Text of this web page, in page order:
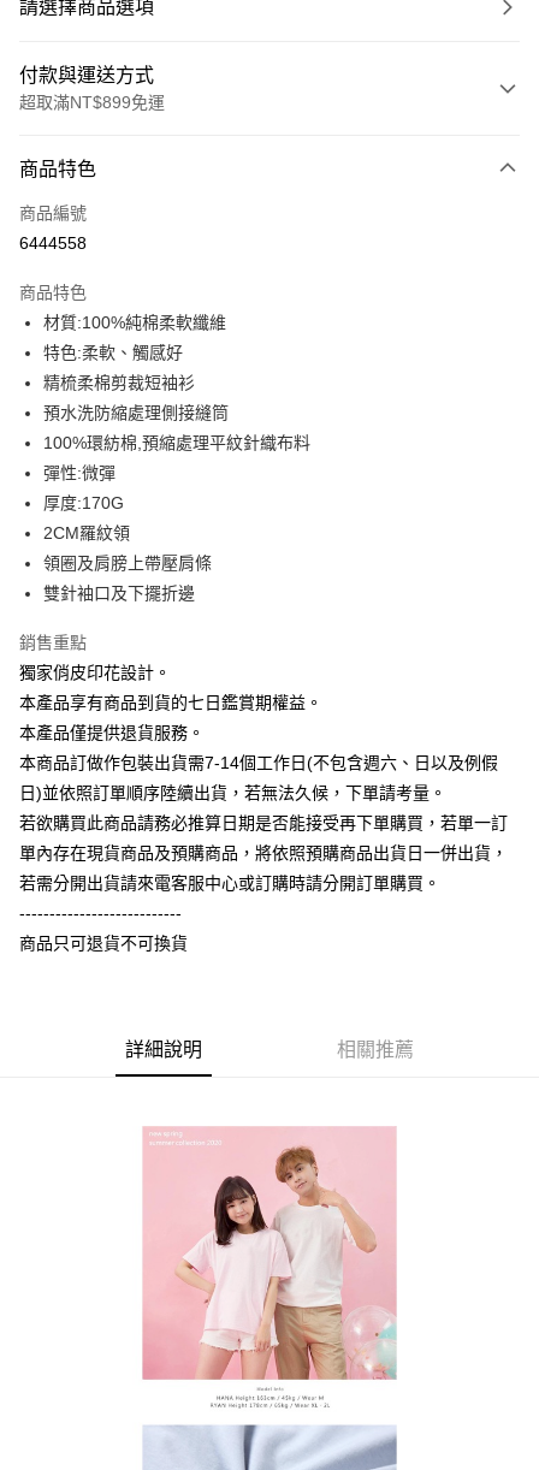
請選擇商品選項
付款與運送方式
超取滿NT$899免運
信用卡一次付款
信用卡分期付款
合作金庫商業銀行
華南商業銀行
上海商業儲蓄銀行
國泰世華商業銀行
臺灣中小企業銀行
匯豐（台灣）商業銀行
華泰商業銀行
聯邦商業銀行
遠東國際商業銀行
元大商業銀行
玉山商業銀行
台新國際商業銀行
台灣樂天信用卡公司
6 期 0 利率 每期
華南商業銀行
上海商業儲蓄銀行
國泰世華商業銀行
臺灣中小企業銀行
台中商業銀行
匯豐（台灣）商業銀行
聯邦商業銀行
元大商業銀行
玉山商業銀行
台新國際商業銀行
台灣樂天信用卡公司
12 期 0 利率 每期NT$23
合作金庫商業銀行
上海商業儲蓄銀行
國泰世華商業銀行
兆豐國際商業銀行
臺灣中小企業銀行
匯豐（台灣）商業銀行
聯邦商業銀行
元大商業銀行
玉山商業銀行
台新國際商業銀行
超商取貨付款
LINE Pay
Apple Pay
街口支付
悠遊付
Google Pay
全盈+PAY
大哥付你分期
相關說明
1.本服務由台灣大哥大提供，台灣大哥大用戶可立即使用無須另外申請。
2.付款方式選擇「大哥付你分期」，訂單成立後會自動跳轉到大哥付的交易
流程，驗證手機門號後，選擇欲分期的期數、繳款截止日，確認付款後即完
成交易。
3.實際核准額度、可分期數及費用金額請依後續交易確認頁面所載為準。
4.訂單成立30分鐘內，如未前往確認交易或遇審核未通過，訂單將自動取
【繳款方式說明】
買賣價金債權讓與本公司後，依約使用本公司帳單繳交帳款。
2.基於同意付款使用「大哥付你分期」之契約關係目的，商店將以您的個人
資料（包含姓名、電話或地址）提供予台灣大哥大進項蒐集、處理及利用，
由本公司與您本人進行分期帳單所需資料之確認、核對及更正。
3.完整用戶服務條款，請詳閱以下連結：
https://oppay.tw/userRule
AFTEE先享後付
相關說明
【關於「AFTEE先享後付」】
AFTEE先享後付是「在收到商品之後才付款」的支付方式。 讓您購物簡單
１．簡單：不需註冊會員、不需綁卡、不需儲值。
２．便利：只要手機號碼，簡訊認證，即可結帳。
３．安心：先確認商品／服務後，再付款。
２．訂單成立數日內，您將收到繳費通知簡訊。
３．收到繳費通知簡訊後14天內，點擊此簡訊中的連結，可透過四大超商／
購買商品的店家。未經商家同意取消之訂單仍視為有效，需透過AFTEE先享
後付繳納相關費用。
※ 交易是否成功請以「AFTEE先享後付 」之結帳頁面顯示為準，若有關於
是否繳費成功／繳費後需取消欲退款等相關疑問，請聯繫「AFTEE先享後付
https://netprotections.freshdesk.com/support/home
１．透過由恩沛科技股份有限公司提供之「AFTEE先享後付」服務完成之交
易，需依本服務之必要範圍內提供個人資料，並將交易相關給付款項請求債
權轉讓予恩沛科技股份有限公司。
２．關於個人資料處理事宜，請瀏覽以下網址：
３．未成年的使用者請事先徵得法定代理人或監護人之同意方可使用
「AFTEE先享後付」，若未經同意申辦者引起之損失，本公司不負相關責
４．使用「AFTEE先享後付」時，將依據個別帳號之用戶狀況，依本公司即
ATM付款
全家付款取貨
每筆NT$60，滿NT$899(含以上)免運費
每筆NT$65，滿NT$899(含以上)免運費
每筆NT$60，滿NT$899(含以上)免運費
每筆NT$65，滿NT$899(含以上)免運費
商品特色
商品編號
6444558
商品特色
材質:100%純棉柔軟纖維
特色:柔軟、觸感好
精梳柔棉剪裁短袖衫
預水洗防縮處理側接縫筒
100%環紡棉,預縮處理平紋針織布料
彈性:微彈
厚度:170G
2CM羅紋領
領圈及肩膀上帶壓肩條
雙針袖口及下擺折邊
銷售重點
獨家俏皮印花設計。
本產品享有商品到貨的七日鑑賞期權益。
本產品僅提供退貨服務。
本商品訂做作包裝出貨需7-14個工作日(不包含週六、日以及例假
日)並依照訂單順序陸續出貨，若無法久候，下單請考量。
若欲購買此商品請務必推算日期是否能接受再下單購買，若單一訂
單內存在現貨商品及預購商品，將依照預購商品出貨日一併出貨，
若需分開出貨請來電客服中心或訂購時請分開訂單購買。
---------------------------
商品只可退貨不可換貨
詳細說明 相關推薦